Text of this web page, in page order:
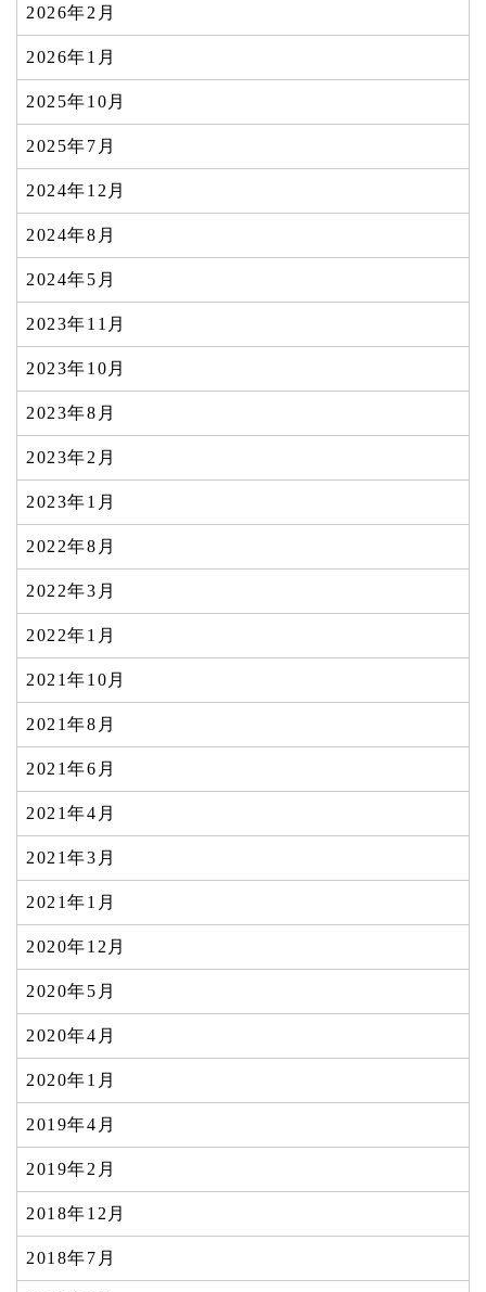
2026年2月
2026年1月
2025年10月
2025年7月
2024年12月
2024年8月
2024年5月
2023年11月
2023年10月
2023年8月
2023年2月
2023年1月
2022年8月
2022年3月
2022年1月
2021年10月
2021年8月
2021年6月
2021年4月
2021年3月
2021年1月
2020年12月
2020年5月
2020年4月
2020年1月
2019年4月
2019年2月
2018年12月
2018年7月